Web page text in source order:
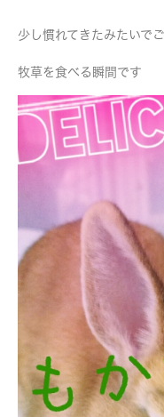
少し慣れてきたみたいで
牧草を食べる瞬間です